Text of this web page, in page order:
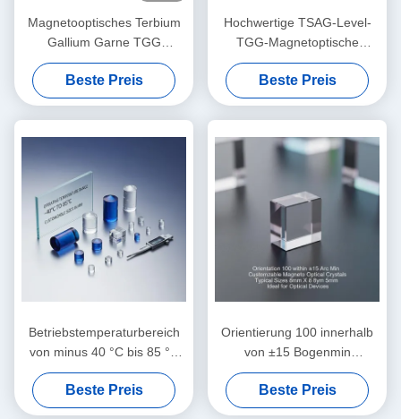
Magnetooptisches Terbium
Gallium Garne TGG
Einzelkristall
Beste Preis
Hochwertige TSAG-Level-
TGG-Magnetoptische
Kristall, Terbium Gallium
Garnet für Faraday-
Isolatoren und Rotatoren,
400 ‰ 1100 nm
Übertragung
Beste Preis
Betriebstemperaturbereich
von minus 40 °C bis 85 °C
magnetisch optische Kristalle
individuell angepasste
typische Größen in mm-
Beste Preis
Orientierung 100 innerhalb
von ±15 Bogenmin
Anpassbare
Magnetooptische Kristalle
Typische Größen 8mm X
Beste Preis